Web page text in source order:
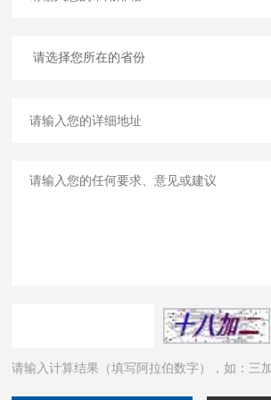
请输入计算结果（填写阿拉伯数字），如：三